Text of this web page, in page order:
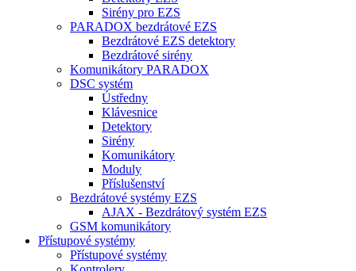
Sirény pro EZS
PARADOX bezdrátové EZS
Bezdrátové EZS detektory
Bezdrátové sirény
Komunikátory PARADOX
DSC systém
Ústředny
Klávesnice
Detektory
Sirény
Komunikátory
Moduly
Příslušenství
Bezdrátové systémy EZS
AJAX - Bezdrátový systém EZS
GSM komunikátory
Přístupové systémy
Přístupové systémy